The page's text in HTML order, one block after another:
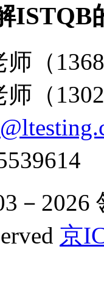
ISTQB
师（
师（
－
京